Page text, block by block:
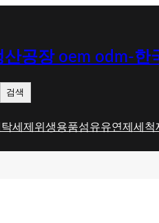
산공장 oem odm-한
검색
세제 위생용품섬유유연제 세척